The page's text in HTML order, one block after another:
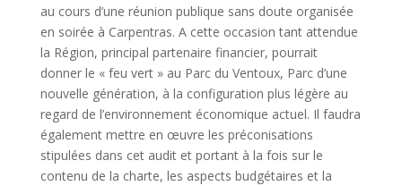
au cours d’une réunion publique sans doute organisée
en soirée à Carpentras. A cette occasion tant attendue
la Région, principal partenaire financier, pourrait
donner le « feu vert » au Parc du Ventoux, Parc d’une
nouvelle génération, à la configuration plus légère au
regard de l’environnement économique actuel. Il faudra
également mettre en œuvre les préconisations
stipulées dans cet audit et portant à la fois sur le
contenu de la charte, les aspects budgétaires et la